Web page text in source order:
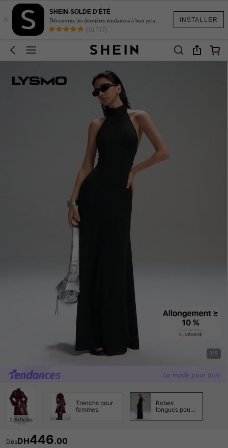
INSTALLER
×
SHEIN-SOLDE D'ÉTÉ
Découvrez les dernières tendances à bon prix.
(18,717)
1/6
2 Articles
Trenchs pour
femmes
Robes
longues pour
DèsDH446.00